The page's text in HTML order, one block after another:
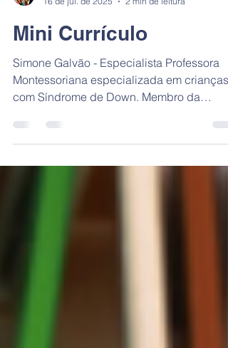
16 de jul. de 2025
2 min de leitura
Mini Currículo
Simone Galvão - Especialista Professora
Montessoriana especializada em crianças
com Síndrome de Down. Membro da